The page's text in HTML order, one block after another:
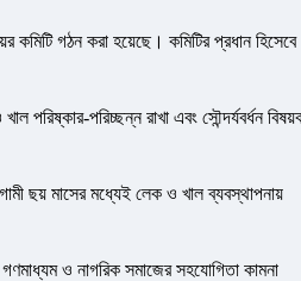
কমিটি গঠন করা হয়েছে। কমিটির প্রধান হিসেবে
পরিষ্কার-পরিচ্ছন্ন রাখা এবং সৌন্দর্যবর্ধন
ছয় মাসের মধ্যেই লেক ও খাল ব্যবস্থাপনায়
ও নাগরিক সমাজের সহযোগিতা কামনা